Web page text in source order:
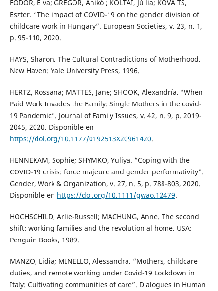
FODOR, É va; GREGOR, Anikó ; KOLTAI, Jú lia; KOVÁ TS,
Eszter. “The impact of COVID-19 on the gender division of
childcare work in Hungary”. European Societies, v. 23, n. 1,
p. 95-110, 2020.
HAYS, Sharon. The Cultural Contradictions of Motherhood.
New Haven: Yale University Press, 1996.
HERTZ, Rossana; MATTES, Jane; SHOOK, Alexandría. “When
Paid Work Invades the Family: Single Mothers in the covid-
19 Pandemic”. Journal of Family Issues, v. 42, n. 9, p. 2019-
2045, 2020. Disponible en
https://doi.org/10.1177/0192513X20961420.
HENNEKAM, Sophie; SHYMKO, Yuliya. “Coping with the
COVID-19 crisis: force majeure and gender performativity”.
Gender, Work & Organization, v. 27, n. 5, p. 788-803, 2020.
Disponible en https://doi.org/10.1111/gwao.12479.
HOCHSCHILD, Arlie-Russell; MACHUNG, Anne. The second
shift: working families and the revolution al home. USA:
Penguin Books, 1989.
MANZO, Lidia; MINELLO, Alessandra. “Mothers, childcare
duties, and remote working under Covid-19 Lockdown in
Italy: Cultivating communities of care”. Dialogues in Human